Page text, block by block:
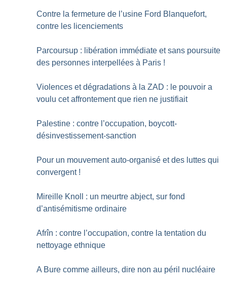
Contre la fermeture de l’usine Ford Blanquefort,
contre les licenciements
Parcoursup : libération immédiate et sans poursuite
des personnes interpellées à Paris !
Violences et dégradations à la ZAD : le pouvoir a
voulu cet affrontement que rien ne justifiait
Palestine : contre l’occupation, boycott-
désinvestissement-sanction
Pour un mouvement auto-organisé et des luttes qui
convergent !
Mireille Knoll : un meurtre abject, sur fond
d’antisémitisme ordinaire
Afrîn : contre l’occupation, contre la tentation du
nettoyage ethnique
A Bure comme ailleurs, dire non au péril nucléaire